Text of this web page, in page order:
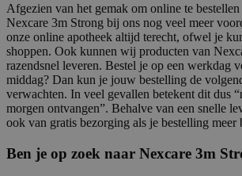
Afgezien van het gemak om online te
Nexcare 3m Strong bij ons nog veel meer
onze online apotheek altijd terecht, ofwel je
shoppen. Ook kunnen wij producten van
razendsnel leveren. Bestel je op een werkdag
middag? Dan kun je jouw bestelling de
verwachten. In veel gevallen betekent dit dus
morgen ontvangen”. Behalve van een snelle
ook van gratis bezorging als je bestelling meer
Ben je op zoek naar Nexcare 3m